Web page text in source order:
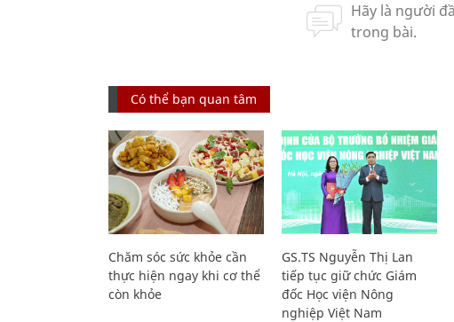
Có thể bạn quan tâm
Chăm sóc sức khỏe cần
thực hiện ngay khi cơ thể
còn khỏe
GS.TS Nguyễn Thị Lan
tiếp tục giữ chức Giám
đốc Học viện Nông
nghiệp Việt Nam